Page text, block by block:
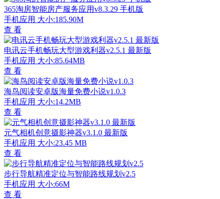
365淘房智能房产服务应用v8.3.29 手机版
手机应用 大小:185.90M
查 看
电讯云手机畅玩大型游戏利器v2.5.1 最新版
手机应用 大小:85.64MB
查 看
海鸟阅读安卓版海量免费小说v1.0.3
手机应用 大小:14.2MB
查 看
元气相机创意摄影神器v3.1.0 最新版
手机应用 大小:23.45 MB
查 看
步行导航精准定位与智能路线规划v2.5
手机应用 大小:66M
查 看